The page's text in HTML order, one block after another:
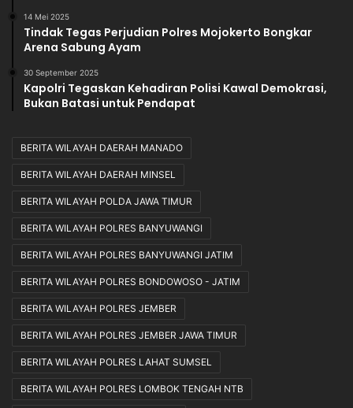
14 Mei 2025
Tindak Tegas Perjudian Polres Mojokerto Bongkar
Arena Sabung Ayam
30 September 2025
Kapolri Tegaskan Kehadiran Polisi Kawal Demokrasi,
Bukan Batasi untuk Pendapat
BERITA WILAYAH DAERAH MANADO
BERITA WILAYAH DAERAH MINSEL
BERITA WILAYAH POLDA JAWA TIMUR
BERITA WILAYAH POLRES BANYUWANGI
BERITA WILAYAH POLRES BANYUWANGI JATIM
BERITA WILAYAH POLRES BONDOWOSO - JATIM
BERITA WILAYAH POLRES JEMBER
BERITA WILAYAH POLRES JEMBER JAWA TIMUR
BERITA WILAYAH POLRES LAHAT SUMSEL
BERITA WILAYAH POLRES LOMBOK TENGAH NTB